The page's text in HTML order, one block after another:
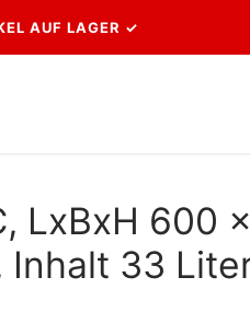
AUF LAGER ✓
LxBxH 600 x
33